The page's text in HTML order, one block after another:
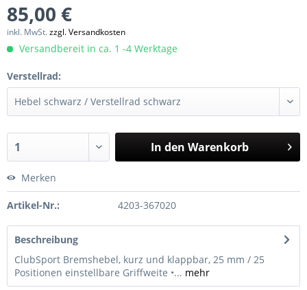
85,00 €
inkl. MwSt.zzgl. Versandkosten
Versandbereit in ca. 1 -4 Werktage
Verstellrad:
In den Warenkorb
Merken
Artikel-Nr.: 4203-367020
Beschreibung
ClubSport Bremshebel, kurz und klappbar, 25 mm / 25
Positionen einstellbare Griffweite •... mehr